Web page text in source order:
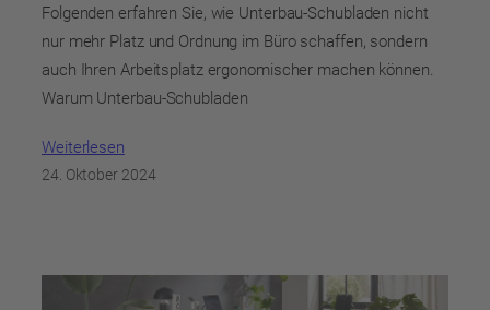
Folgenden erfahren Sie, wie Unterbau-Schubladen nicht
nur mehr Platz und Ordnung im Büro schaffen, sondern
auch Ihren Arbeitsplatz ergonomischer machen können.
Warum Unterbau-Schubladen
Weiterlesen
24. Oktober 2024